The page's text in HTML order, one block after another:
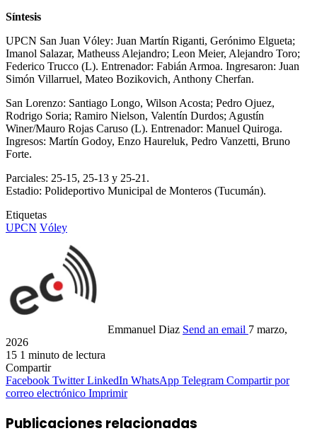
Síntesis
UPCN San Juan Vóley: Juan Martín Riganti, Gerónimo Elgueta;
Imanol Salazar, Matheuss Alejandro; Leon Meier, Alejandro Toro;
Federico Trucco (L). Entrenador: Fabián Armoa. Ingresaron: Juan
Simón Villarruel, Mateo Bozikovich, Anthony Cherfan.
San Lorenzo: Santiago Longo, Wilson Acosta; Pedro Ojuez,
Rodrigo Soria; Ramiro Nielson, Valentín Durdos; Agustín
Winer/Mauro Rojas Caruso (L). Entrenador: Manuel Quiroga.
Ingresos: Martín Godoy, Enzo Haureluk, Pedro Vanzetti, Bruno
Forte.
Parciales: 25-15, 25-13 y 25-21.
Estadio: Polideportivo Municipal de Monteros (Tucumán).
Etiquetas
UPCN Vóley
Emmanuel Diaz Send an email 7 marzo,
2026
15 1 minuto de lectura
Compartir
Facebook Twitter LinkedIn WhatsApp Telegram Compartir por
correo electrónico Imprimir
Publicaciones relacionadas